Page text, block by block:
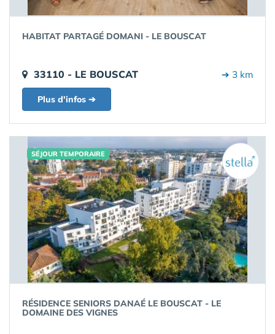
HABITAT PARTAGÉ DOMANI - LE BOUSCAT
33110 - LE BOUSCAT ➔ 3 km
Plus d'infos ➔
SÉJOUR TEMPORAIRE
RÉSIDENCE SENIORS DANAÉ LE BOUSCAT - LE
DOMAINE DES VIGNES